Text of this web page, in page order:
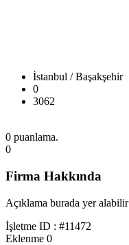
İstanbul / Başakşehir
0
3062
0 puanlama.
0
Firma Hakkında
Açıklama burada yer alabilir
İşletme ID : #11472
Eklenme 0